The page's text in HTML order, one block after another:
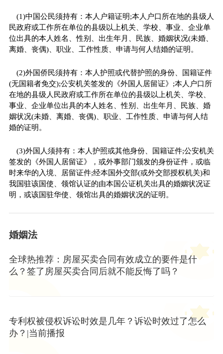
(1)中国公民须持有：本人户籍证明;本人户口所在地的县级人
民政府或工作所在单位的县级以上机关、学校、事业、企业单
位出具的本人姓名、性别、出生年月、民族、婚姻状况(未婚、
离婚、丧偶)、职业、工作性质、申请与何人结婚的证明。
(2)外国侨民须持有：本人护照或代替护照的身份、国籍证件
(无国籍者免交);公安机关签发的《外国人居留证》;本人户口所
在地的县级人民政府或工作所在单位的县级以上机关、学校、
事业、企业单位出具的本人姓名、性别、出生年月、民族、婚
姻状况(未婚、离婚、丧偶)、职业、工作性质、申请与何人结
婚的证明。
(3)外国人须持有：本人护照或其他身份、国籍证件;公安机关
签发的《外国人居留证》，或外事部门颁发的身份证件，或临
时来华的入境、居留证件;经本国外交部(或外交部授权机关)和
我国驻该国使、领馆认证的由本国公证机关出具的婚姻状况证
明，或该国驻华使、领馆出具的婚姻状况的证明。
婚姻法
全球热推荐：房屋买卖合同有效成立的要件是什
么？签了房屋买卖合同后就不能反悔了吗？
专利权被侵权诉讼时效是几年？诉讼时效过了怎么
办？|当前播报